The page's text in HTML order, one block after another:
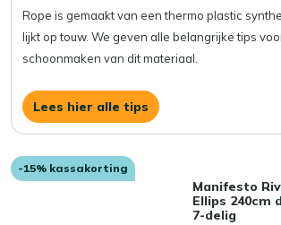
Rope is gemaakt van een thermo plastic
lijkt op touw. We geven alle belangrijke tips
schoonmaken van dit materiaal.
Lees hier alle tips
-15% kassakorting
Manifesto
Ellips 240cm
7-delig